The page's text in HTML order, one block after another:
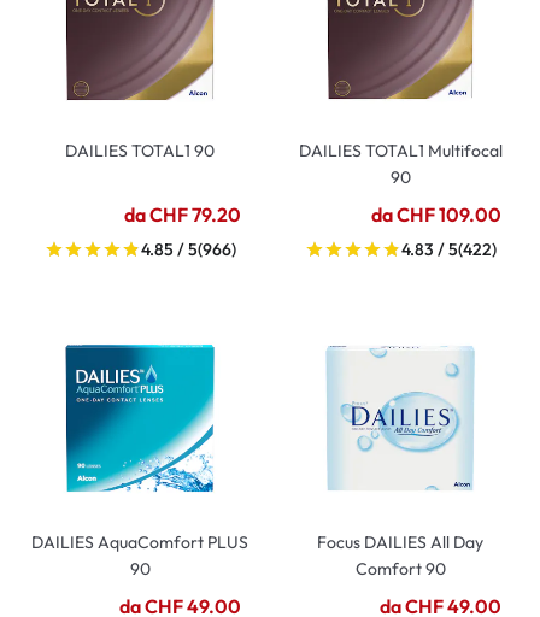
DAILIES TOTAL1 90
da CHF 79.20
4.85 / 5(966)
DAILIES TOTAL1 Multifocal
90
da CHF 109.00
4.83 / 5(422)
DAILIES AquaComfort PLUS
90
da CHF 49.00
Focus DAILIES All Day
Comfort 90
da CHF 49.00